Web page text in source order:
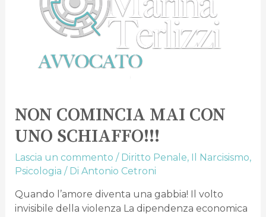
NON COMINCIA MAI CON
UNO SCHIAFFO!!!
Lascia un commento / Diritto Penale, Il Narcisismo,
Psicologia / Di Antonio Cetroni
Quando l’amore diventa una gabbia! Il volto
invisibile della violenza La dipendenza economica
SCHIAFFO!!!